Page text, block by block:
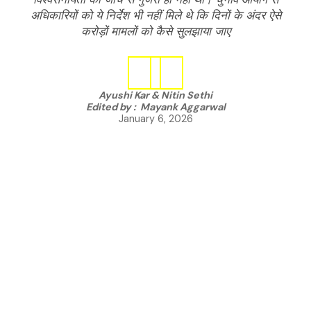
अधिकारियों को ये निर्देश भी नहीं मिले थे कि दिनों के अंदर ऐसे
करोड़ों मामलों को कैसे सुलझाया जाए
Ayushi Kar & Nitin Sethi
Edited by : Mayank Aggarwal
January 6, 2026